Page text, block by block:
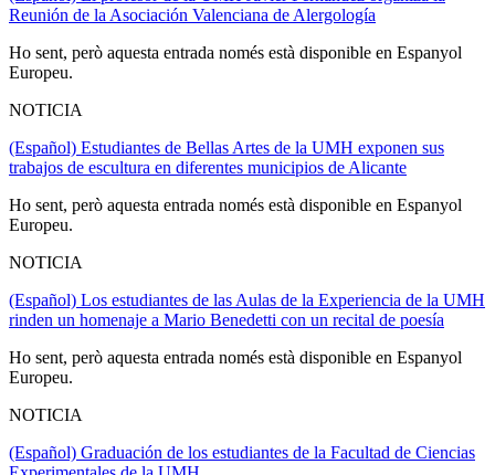
Reunión de la Asociación Valenciana de Alergología
Ho sent, però aquesta entrada només està disponible en Espanyol
Europeu.
NOTICIA
(Español) Estudiantes de Bellas Artes de la UMH exponen sus
trabajos de escultura en diferentes municipios de Alicante
Ho sent, però aquesta entrada només està disponible en Espanyol
Europeu.
NOTICIA
(Español) Los estudiantes de las Aulas de la Experiencia de la UMH
rinden un homenaje a Mario Benedetti con un recital de poesía
Ho sent, però aquesta entrada només està disponible en Espanyol
Europeu.
NOTICIA
(Español) Graduación de los estudiantes de la Facultad de Ciencias